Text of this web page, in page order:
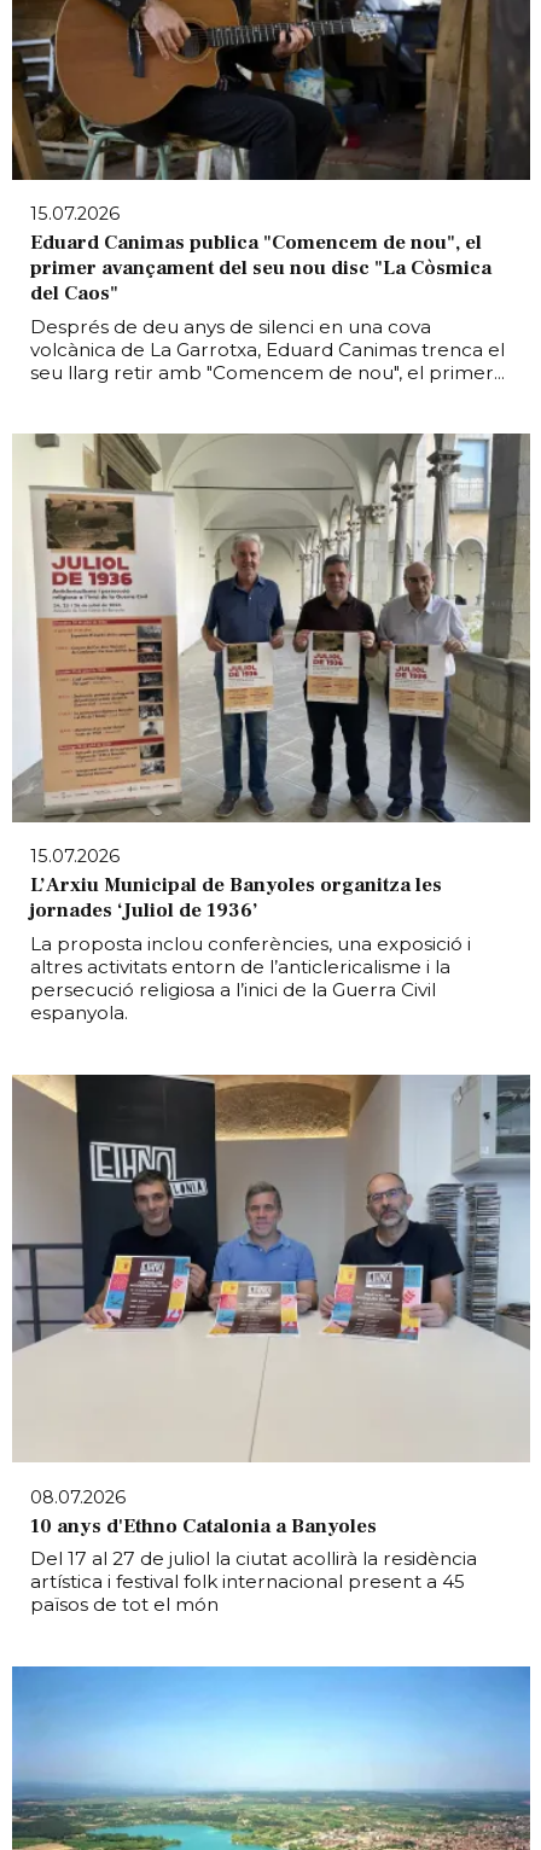
15.07.2026
Eduard Canimas publica "Comencem de nou", el
primer avançament del seu nou disc "La Còsmica
del Caos"
Després de deu anys de silenci en una cova
volcànica de La Garrotxa, Eduard Canimas trenca el
seu llarg retir amb "Comencem de nou", el primer...
15.07.2026
L’Arxiu Municipal de Banyoles organitza les
jornades ‘Juliol de 1936’
La proposta inclou conferències, una exposició i
altres activitats entorn de l’anticlericalisme i la
persecució religiosa a l’inici de la Guerra Civil
espanyola.
08.07.2026
10 anys d'Ethno Catalonia a Banyoles
Del 17 al 27 de juliol la ciutat acollirà la residència
artística i festival folk internacional present a 45
països de tot el món